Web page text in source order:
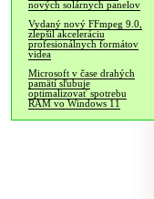
nových solárnych panelov
Vydaný nový FFmpeg 9.0,
zlepšil akceleráciu
profesionálnych formátov
videa
Microsoft v čase drahých
pamätí sľubuje
optimalizovať spotrebu
RAM vo Windows 11